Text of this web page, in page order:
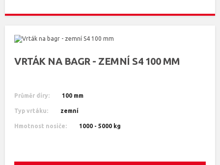
VRTÁK NA BAGR - ZEMNÍ S4 100 MM
Průměr díry: 100 mm
Typ vrtáku: zemní
Hmotnost nosiče: 1000 - 5000 kg